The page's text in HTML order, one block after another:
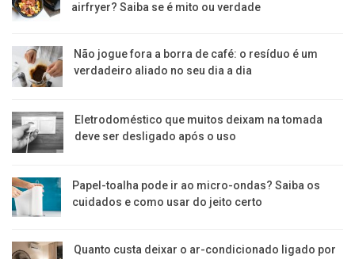
airfryer? Saiba se é mito ou verdade
Não jogue fora a borra de café: o resíduo é um
verdadeiro aliado no seu dia a dia
Eletrodoméstico que muitos deixam na tomada
deve ser desligado após o uso
Papel-toalha pode ir ao micro-ondas? Saiba os
cuidados e como usar do jeito certo
Quanto custa deixar o ar-condicionado ligado por